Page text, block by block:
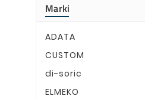
Marki
ADATA
CUSTOM
di-soric
ELMEKO